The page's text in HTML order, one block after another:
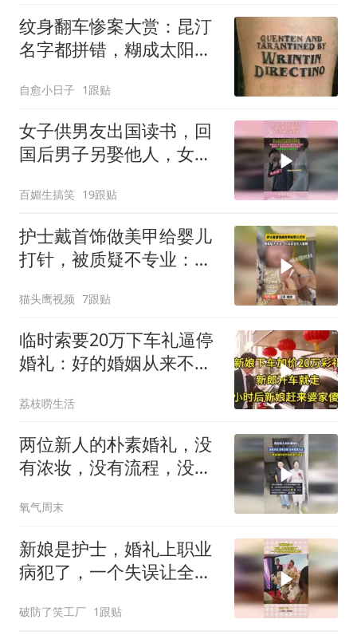
纹身翻车惨案大赏：昆汀
名字都拼错，糊成太阳的
自愈小日子 1跟贴
女子供男友出国读书，回
国后男子另娶他人，女生
百媚生搞笑 19跟贴
护士戴首饰做美甲给婴儿
打针，被质疑不专业：针
猫头鹰视频 7跟贴
临时索要20万下车礼逼停
婚礼：好的婚姻从来不是
荔枝唠生活
两位新人的朴素婚礼，没
有浓妆，没有流程，没有
手和眼里的幸福”
氧气周末
新娘是护士，婚礼上职业
病犯了，一个失误让全场
破防了笑工厂 1跟贴